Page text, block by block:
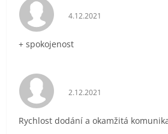
Hodnocení obchodu je 5
4.12.2021
+ spokojenost
Hodnocení obchodu je 5
2.12.2021
Rychlost dodání a okamžitá